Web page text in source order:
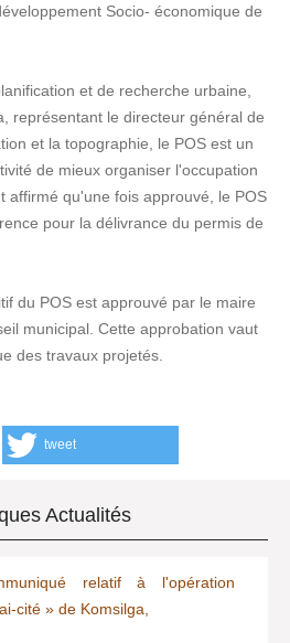
Socio- économique de
et de recherche urbaine,
représentant le directeur général de
et la topographie, le POS est un
de mieux organiser l'occupation
affirmé qu'une fois approuvé, le POS
pour la délivrance du permis de
du POS est approuvé par le maire
municipal. Cette approbation vaut
des travaux projetés.
tweet
Actualités
relatif à l'opération
cité » de Komsilga,